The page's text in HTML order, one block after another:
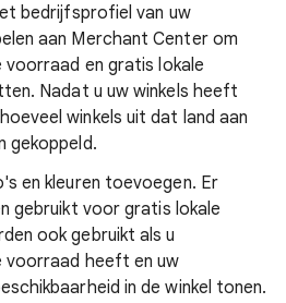
bedrijfsprofiel van uw
aan Merchant Center om
en gratis lokale
Nadat u uw winkels heeft
winkels uit dat land aan
gekoppeld.
en kleuren toevoegen. Er
gebruikt voor gratis lokale
ook gebruikt als u
heeft en uw
in de winkel tonen.